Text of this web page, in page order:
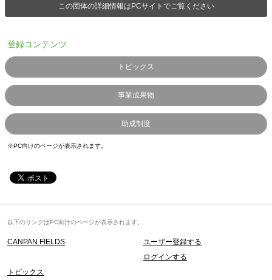
この団体の詳細情報はPCサイトでご覧ください
登録コンテンツ
トピックス
事業成果物
助成制度
※PC向けのページが表示されます。
以下のリンクはPC向けのページが表示されます。
CANPAN FIELDS
ユーザー登録する
ログインする
トピックス